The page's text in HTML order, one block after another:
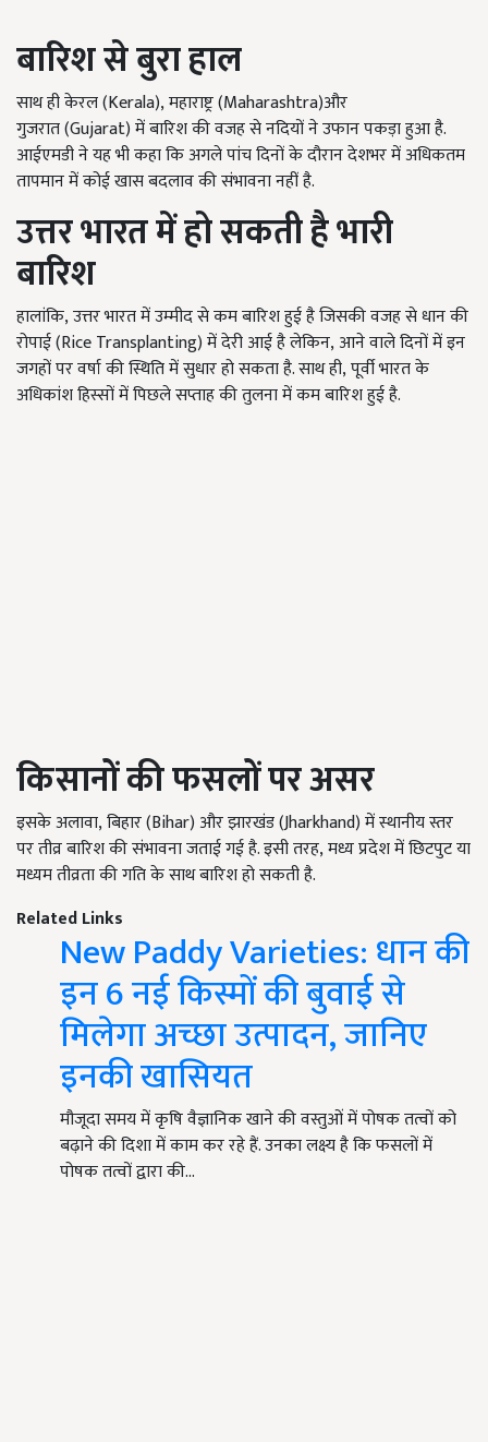
बारिश से बुरा हाल
साथ ही केरल(Kerala),महाराष्ट्र(Maharashtra)और
गुजरात(Gujarat)में बारिश की वजह से नदियों ने उफान पकड़ा हुआ है.
आईएमडी ने यह भी कहा कि अगले पांच दिनों के दौरान देशभर में अधिकतम
तापमान में कोई खास बदलाव की संभावना नहीं है.
उत्तर भारत में हो सकती है भारी
बारिश
हालांकि,उत्तर भारत में उम्मीद से कम बारिश हुई है जिसकी वजह से धान की
रोपाई(Rice Transplanting)में देरी आई है लेकिन,आने वाले दिनों में इन
जगहों पर वर्षा की स्थिति में सुधार हो सकता है. साथ ही,पूर्वी भारत के
अधिकांश हिस्सों में पिछले सप्ताह की तुलना में कम बारिश हुई है.
किसानों की फसलों पर असर
इसके अलावा,बिहार(Bihar) और झारखंड(Jharkhand)में स्थानीय स्तर
पर तीव्र बारिश की संभावना जताई गई है. इसी तरह,मध्य प्रदेश में छिटपुट या
मध्यम तीव्रता की गति के साथ बारिश हो सकती है.
Related Links
New Paddy Varieties: धान की
इन 6 नई किस्मों की बुवाई से
मिलेगा अच्छा उत्पादन, जानिए
इनकी खासियत
मौजूदा समय में कृषि वैज्ञानिक खाने की वस्तुओं में पोषक तत्वों को
बढ़ाने की दिशा में काम कर रहे हैं. उनका लक्ष्य है कि फसलों में
पोषक तत्वों द्वारा की…